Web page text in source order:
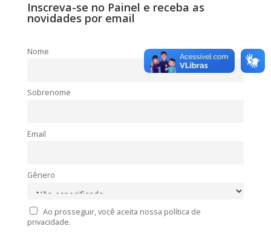
Inscreva-se no Painel e receba as
novidades por email
Nome
Sobrenome
Email
Gênero
Ao prosseguir, você aceita nossa política de
privacidade.